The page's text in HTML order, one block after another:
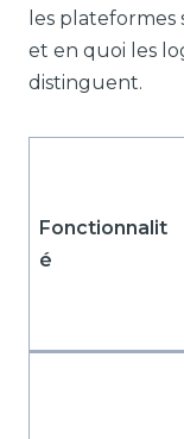
les
et en quoi les
distinguent.
Fonctionnalit
é